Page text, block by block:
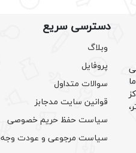
دسترسی سریع
وبلاگ
پروفایل
سوالات متداول
قوانین سایت مدجابز
سیاست حفظ حریم خصوصی
سیاست مرجوعی و عودت وجه